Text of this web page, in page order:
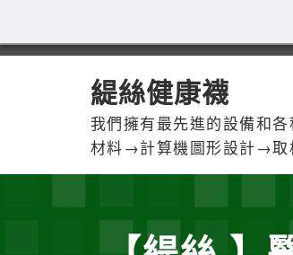
緹絲健康襪
我們擁有最先進的設備和
材料→計算機圖形設計→取